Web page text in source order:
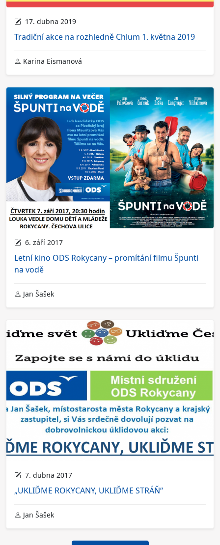
17. dubna 2019
Tradiční akce na rozhledně Chlum 1. května 2019
Karina Eismanová
6. září 2017
Letní kino ODS Rokycany – promítání filmu Špunti
na vodě
Jan Šašek
7. dubna 2017
„UKLIĎME ROKYCANY, UKLIĎME STRÁŇ“
Jan Šašek